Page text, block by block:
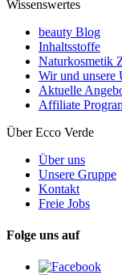
Wissenswertes
beauty Blog
Inhaltsstoffe
Naturkosmetik
Wir und unsere
Aktuelle
Affiliate
Über Ecco Verde
Über uns
Unsere Gruppe
Kontakt
Freie Jobs
Folge uns auf